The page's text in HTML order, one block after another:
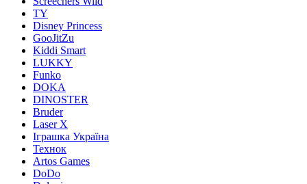
TY
Disney Princess
GooJitZu
Kiddi Smart
LUKKY
Funko
DOKA
DINOSTER
Bruder
Laser X
Іграшка Україна
Технок
Artos Games
DoDo